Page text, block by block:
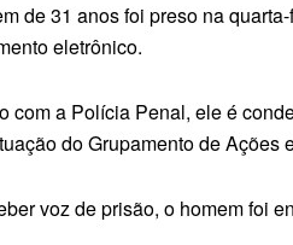
de 31 anos foi preso na
eletrônico.
com a Polícia Penal, ele é
do Grupamento de
voz de prisão, o homem foi